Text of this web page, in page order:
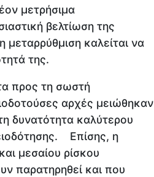
μετρήσιμα
βελτίωση της
μεταρρύθμιση καλείται να
της.
προς τη σωστή
αρχές μειώθηκαν
δυνατότητα καλύτερου
Επίσης, η
μεσαίου ρίσκου
παρατηρηθεί και που